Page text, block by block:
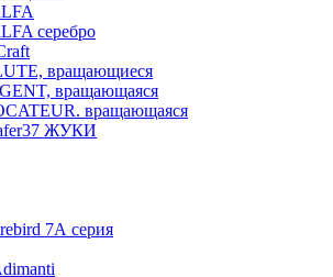
серебро
вращающиеся
вращающаяся
вращающаяся
ЖУКИ
7А серия